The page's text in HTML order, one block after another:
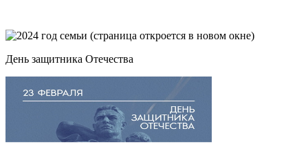
День защитника Отечества